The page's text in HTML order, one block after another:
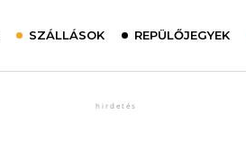
SZÁLLÁSOK REPÜLŐJEGYEK